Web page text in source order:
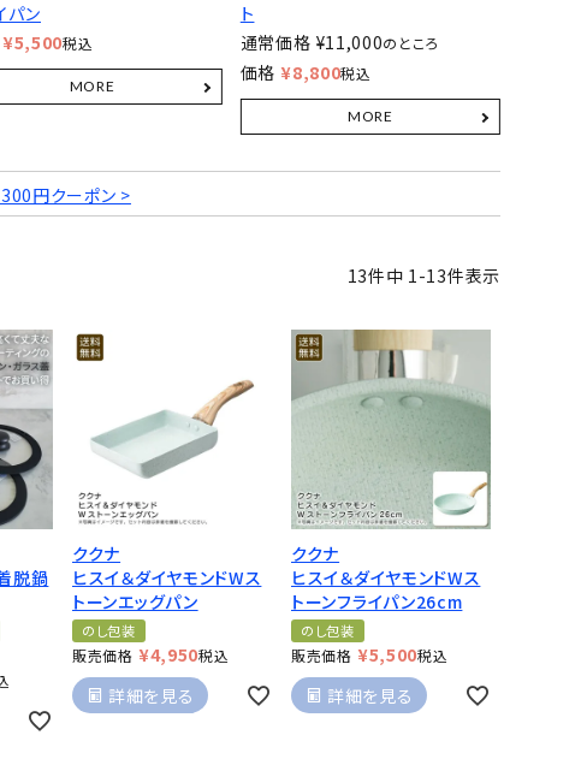
パン
¥5,500税込
ト
通常価格 ¥11,000のところ
価格 ¥8,800税込
円クーポン >
13件中 1-13件表示
脱鍋
ククナ
ヒスイ＆ダイヤモンドWス
トーンエッグパン
のし包装
販売価格 ¥4,950税込
詳細を見る
ククナ
ヒスイ＆ダイヤモンドWス
トーンフライパン26cm
のし包装
販売価格 ¥5,500税込
詳細を見る